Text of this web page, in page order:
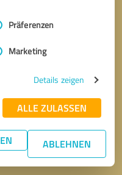
Präferenzen
Marketing
Details zeigen
ALLE ZULASSEN
ABLEHNEN
* Erforderliche Angaben